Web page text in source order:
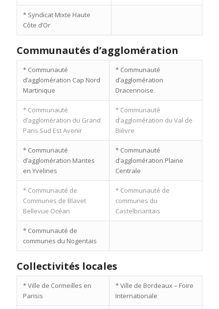
* Syndicat Mixte Haute
Côte d’Or
Communautés d’agglomération
* Communauté
d’agglomération Cap Nord
Martinique
* Communauté
d’agglomération
Dracennoise
* Communauté
d’agglomération du Grand
Paris Sud Est Avenir
* Communauté
d’agglomération du Val de
Bièvre
* Communauté
d’agglomération Mantes
en Yvelines
* Communauté
d’agglomération Plaine
Centrale
* Communauté de
Communes de Blavet
Bellevue Océan
* Communauté de
communes du
Castelbriantais
* Communauté de
communes du Nogentais
Collectivités locales
* Ville de Cormeilles en
Parisis
* Ville de Bordeaux – Foire
Internationale